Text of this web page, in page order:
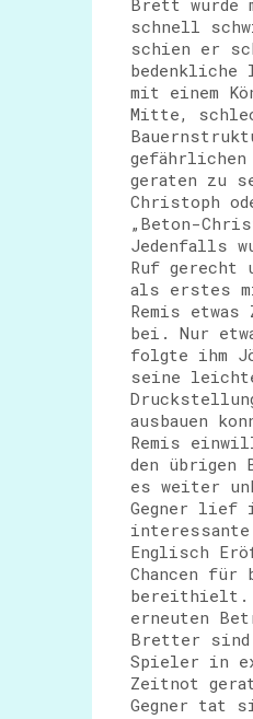
Brett wurde
schnell
schien er
mit einem
Mitte,
gefährlichen
geraten zu
Christoph
„Beton-
Jedenfalls
Ruf gerecht
als erstes
Remis etwas
bei. Nur
folgte ihm
seine
ausbauen
Remis
den übrigen
es weiter
Gegner lief
Englisch
Chancen für
bereithielt.
erneuten
Bretter sind
Spieler in
Zeitnot
Gegner tat